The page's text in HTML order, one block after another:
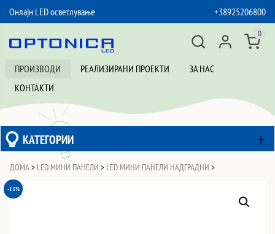
Онлајн LED осветлување
+38925206800
ПРОИЗВОДИ РЕАЛИЗИРАНИ ПРОЕКТИ
ЗА НАС
КОНТАКТИ
0
КАТЕГОРИИ
ДОМА > LED МИНИ ПАНЕЛИ > LED МИНИ ПАНЕЛИ НАДГРАДНИ >
-13%